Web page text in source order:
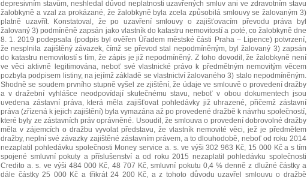
depresivním stavům, neshledal důvod neplatnosti uzavřených smluv ani ve zdravotním stavu
žalobkyně a vzal za prokázané, že žalobkyně byla zcela způsobilá smlouvy se žalovaným 3)
platně uzavřít. Konstatoval, že po uzavření smlouvy o zajišťovacím převodu práva byl
žalovaný 3) podmíněně zapsán jako vlastník do katastru nemovitostí a poté, co žalobkyně dne
8. 1. 2019 podepsala (podpis byl ověřen Úřadem městské části Praha – Lipence) potvrzení,
že nesplnila zajištěný závazek, čímž se převod stal nepodmíněným, byl žalovaný 3) zapsán
do katastru nemovitostí s tím, že zápis je již nepodmíněný. Z toho dovodil, že žalobkyně není
ve věci aktivně legitimována, neboť své vlastnické právo k předmětným nemovitým věcem
pozbyla podpisem listiny, na jejímž základě se vlastnictví žalovaného 3) stalo nepodmíněným.
Shodně se soudem prvního stupně vyšel ze zjištění, že údaje ve smlouvě o provedení dražby
a v dražební vyhlášce neodpovídají skutečnému stavu, neboť v obou dokumentech jsou
uvedena zástavní práva, která měla zajišťovat pohledávky již uhrazené, přičemž zástavní
práva (zřízená k jejich zajištění) byla vymazána až po provedené dražbě k návrhu společností,
které byly ze zástavních práv oprávněné. Usoudil, že smlouva o provedení dobrovolné dražby
měla v zájemcích o dražbu vyvolat představu, že vlastník nemovité věci, jež je předmětem
dražby, neplní své závazky zajištěné zástavním právem, a to dlouhodobě, neboť od roku 2014
nezaplatil pohledávku společnosti Money service a. s. ve výši 302 963 Kč, 15 000 Kč a s tím
spojené smluvní pokuty a příslušenství a od roku 2015 nezaplatil pohledávku společnosti
Credito a. s. ve výši 484 000 Kč, 48 707 Kč, smluvní pokutu 0,4 % denně z dlužné částky a
dále částky 25 000 Kč a třikrát 24 200 Kč, a z tohoto důvodu uzavřel smlouvu o dražbě